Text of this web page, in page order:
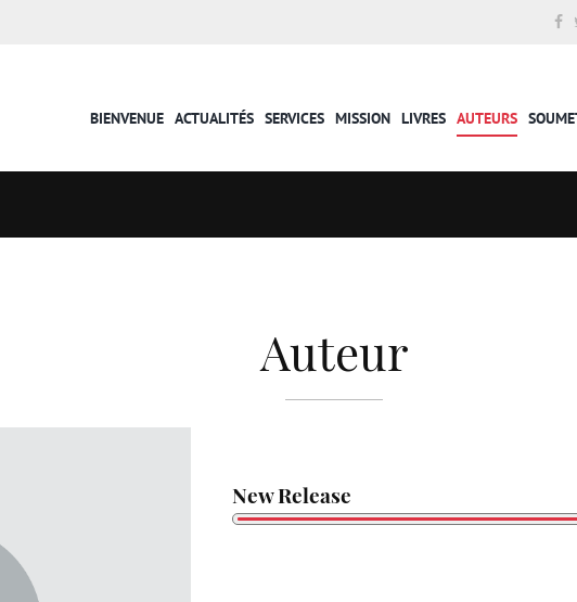
BIENVENUE ACTUALITÉS SERVICES MISSION LIVRES AUTEURS
Auteur
New Release